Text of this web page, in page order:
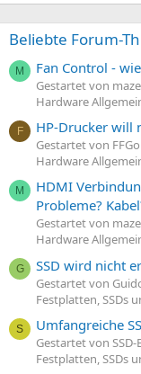
Beliebte Forum-
M Fan Control -
Gestartet von
Hardware
F HP-Drucker will
Gestartet von
Hardware
M
HDMI
Probleme?
Gestartet von
Hardware
G SSD wird nicht
Gestartet von
Festplatten, SSDs
S Umfangreiche
Gestartet von
Festplatten, SSDs